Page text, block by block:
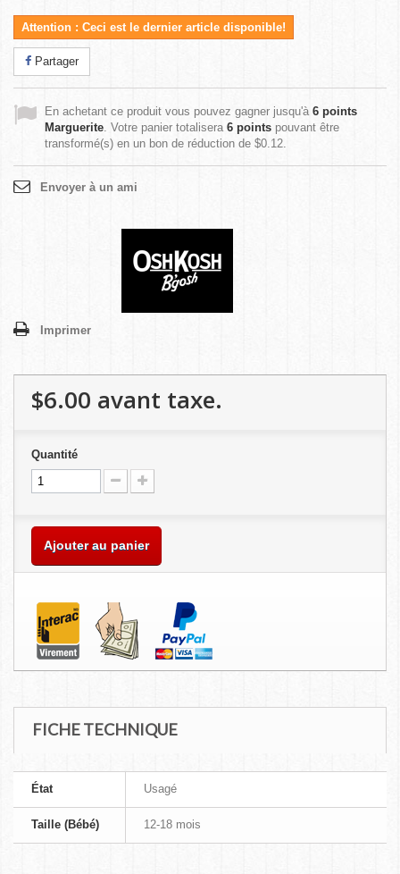
Attention : Ceci est le dernier article disponible!
Partager
En achetant ce produit vous pouvez gagner jusqu'à 6 points
Marguerite . Votre panier totalisera 6 points pouvant être
transformé(s) en un bon de réduction de $0.12
Envoyer à un ami
Imprimer
$6.00 avant taxe.
Quantité
Ajouter au panier
FICHE TECHNIQUE
État Usagé
Taille (Bébé) 12-18 mois